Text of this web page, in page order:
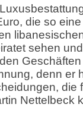
die so
sehen
denn er
die
Nettelbeck